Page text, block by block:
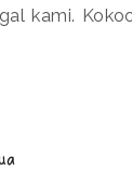
kami.